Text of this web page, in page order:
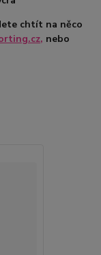
chtít na něco
, nebo